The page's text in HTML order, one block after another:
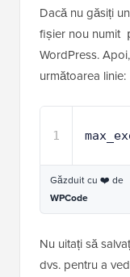
Dacă nu găsiți
fișier nou numit
WordPress.
următoarea linie:
1
Găzduit cu ❤️ de
WPCode
Nu uitați să
dvs. pentru a